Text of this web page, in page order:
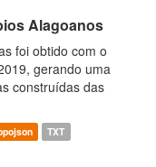
Alagoanos
foi obtido com o
gerando uma
construídas das
TXT